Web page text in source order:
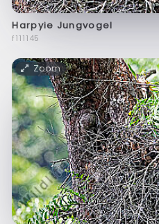
Harpyie Jungvogel
f111145
Zoom